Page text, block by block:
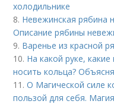
холодильнике
8. Невежинская рябина
Описание рябины
9. Варенье из красной
10. На какой руке,
носить кольца?
11.О Магической силе
пользой для себя.